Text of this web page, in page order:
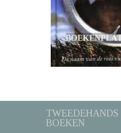
TWEEDEHANDS
BOEKEN